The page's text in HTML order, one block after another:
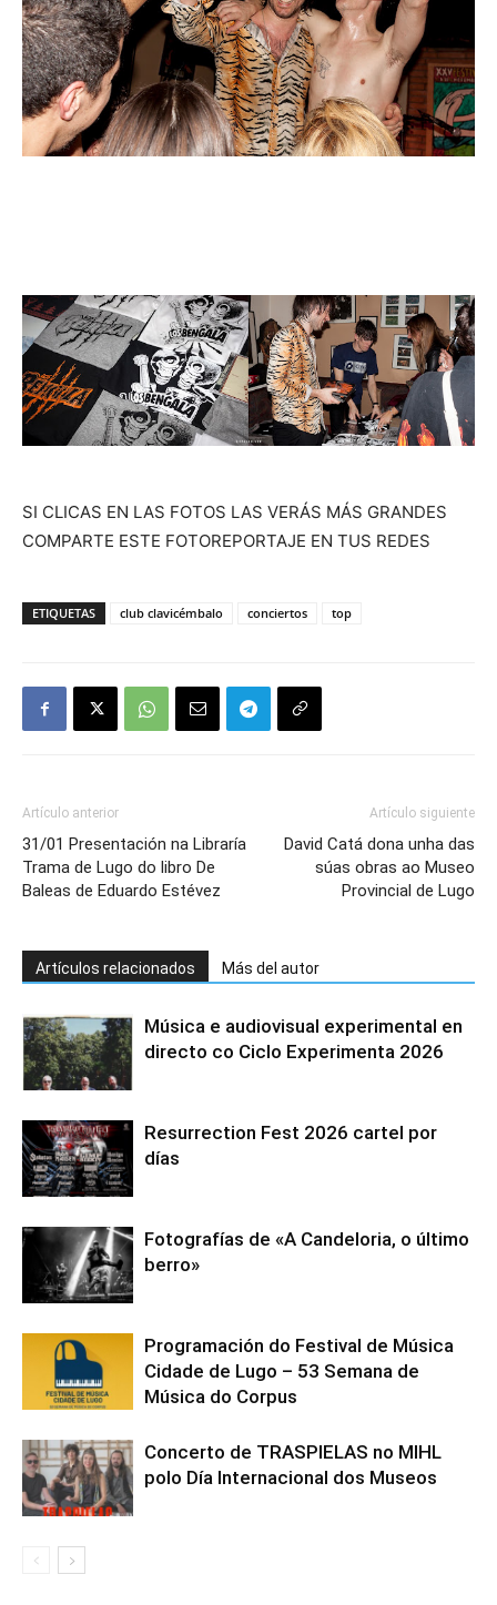
SI CLICAS EN LAS FOTOS LAS VERÁS MÁS GRANDES
COMPARTE ESTE FOTOREPORTAJE EN TUS REDES
ETIQUETAS club clavicémbalo conciertos top
Artículo anterior
31/01 Presentación na Libraría
Trama de Lugo do libro De
Baleas de Eduardo Estévez
Artículo siguiente
David Catá dona unha das
súas obras ao Museo
Provincial de Lugo
Artículos relacionados Más del autor
Música e audiovisual experimental en
directo co Ciclo Experimenta 2026
Resurrection Fest 2026 cartel por
días
Fotografías de «A Candeloria, o último
berro»
Programación do Festival de Música
Cidade de Lugo – 53 Semana de
Música do Corpus
Concerto de TRASPIELAS no MIHL
polo Día Internacional dos Museos